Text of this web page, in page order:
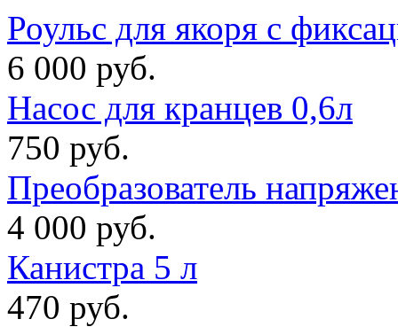
Роульс для якоря с
6 000 руб.
Насос для кранцев 0,6л
750 руб.
Преобразователь
4 000 руб.
Канистра 5 л
470 руб.